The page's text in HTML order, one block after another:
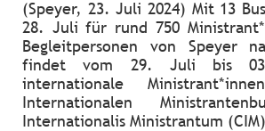
(Speyer, 23. Juli 2024) Mit 13
28. Juli für rund 750
Begleitpersonen von Speyer
findet vom 29. Juli bis
internationale
Internationalen
Internationalis Ministrantum